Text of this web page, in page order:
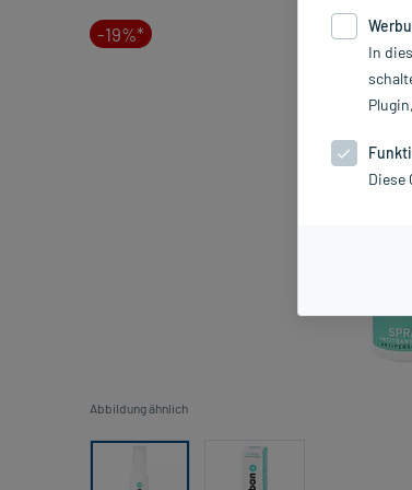
-19%*
Abbildung ähnlich
In
Diese